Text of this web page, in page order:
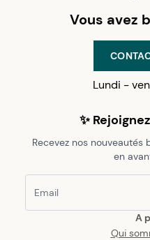
A
Qui
Vous avez
Lundi -
✨
Recevez nos nouveautés
en